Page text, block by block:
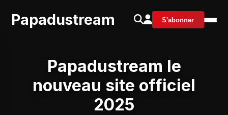
Papadustream S'abonner
Papadustream le
nouveau site officiel
2025